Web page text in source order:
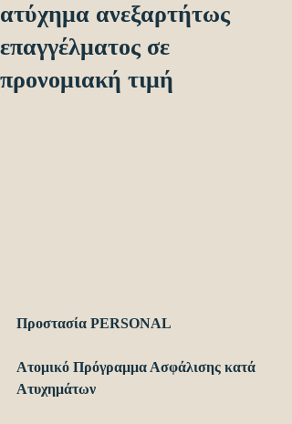
ατύχημα ανεξαρτήτως
επαγγέλματος σε
προνομιακή τιμή
Προστασία PERSONAL
Ατομικό Πρόγραμμα Ασφάλισης κατά
Ατυχημάτων